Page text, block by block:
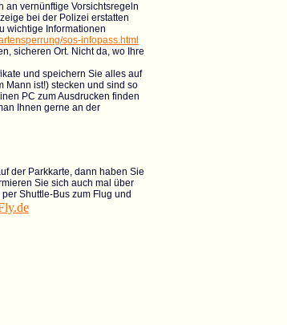
an vernünftige Vorsichtsregeln
bei der Polizei erstatten
wichtige Informationen
sos-infopass.html
sicheren Ort. Nicht da, wo Ihre
und speichern Sie alles auf
Mann ist!) stecken und sind so
PC zum Ausdrucken finden
Ihnen gerne an der
der Parkkarte, dann haben Sie
Sie sich auch mal über
Shuttle-Bus zum Flug und